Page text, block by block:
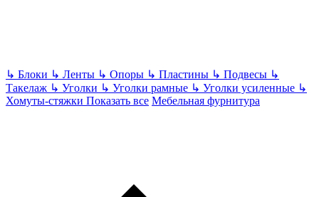
↳ Блоки ↳ Ленты ↳ Опоры ↳ Пластины ↳ Подвесы ↳
Такелаж ↳ Уголки ↳ Уголки рамные ↳ Уголки усиленные ↳
Хомуты-стяжки Показать все Мебельная фурнитура